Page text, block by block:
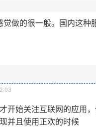
做的很一般。国内这种
开始关注互联网的应用
并且使用正欢的时候